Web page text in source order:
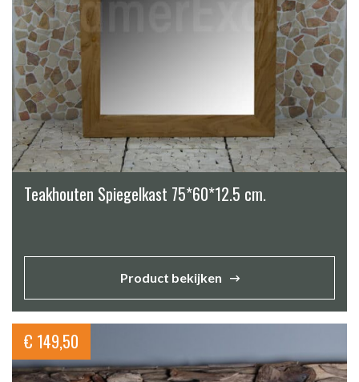
Teakhouten Spiegelkast 75*60*12.5 cm.
Product bekijken
€ 149,50